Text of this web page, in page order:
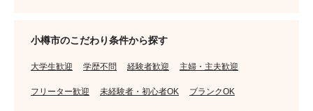
小樽市のこだわり条件から探す
大学生歓迎 学歴不問 経験者歓迎 主婦・主夫歓迎
フリーター歓迎 未経験者・初心者OK ブランクOK